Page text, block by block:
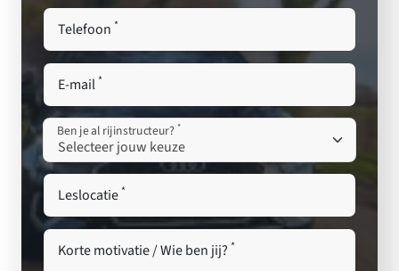
Telefoon *
E-mail*
Ben je al rijinstructeur? *
Leslocatie*
Korte motivatie / Wie ben jij? *